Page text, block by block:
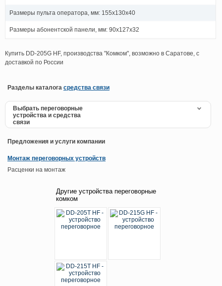
Размеры пульта оператора, мм: 155х130х40
Размеры абонентской панели, мм: 90х127х32
Купить DD-205G HF, производства "Комком", возможно в Саратове, с
доставкой по России
Разделы каталога средства связи
Выбрать переговорные
устройства и средства
связи
Предложения и услуги компании
Монтаж переговорных устройств
Расценки на монтаж
Другие устройства переговорные
комком